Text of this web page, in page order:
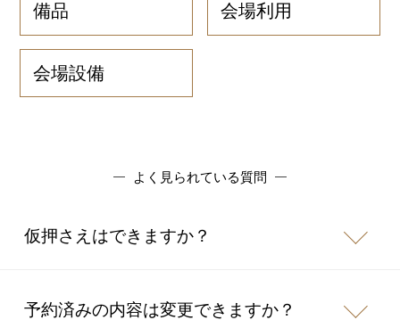
備品 会場利用
会場設備
よく見られている質問
仮押さえはできますか？
予約済みの内容は変更できますか？